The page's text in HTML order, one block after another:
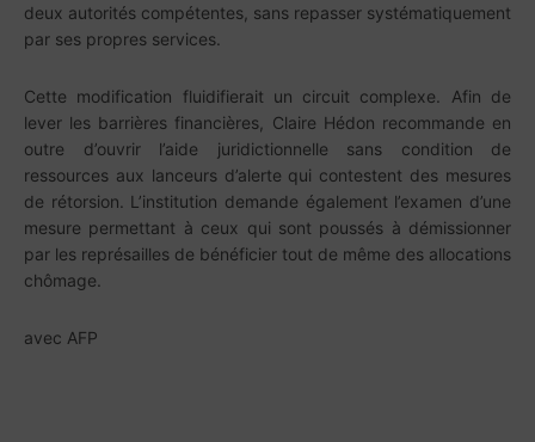
deux autorités compétentes, sans repasser systématiquement
par ses propres services.
Cette modification fluidifierait un circuit complexe. Afin de
lever les barrières financières, Claire Hédon recommande en
outre d’ouvrir l’aide juridictionnelle sans condition de
ressources aux lanceurs d’alerte qui contestent des mesures
de rétorsion. L’institution demande également l’examen d’une
mesure permettant à ceux qui sont poussés à démissionner
par les représailles de bénéficier tout de même des allocations
chômage.
avec AFP